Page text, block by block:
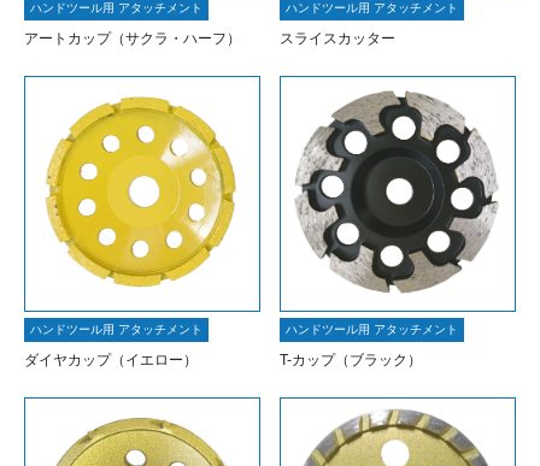
ハンドツール用 アタッチメント
アートカップ（サクラ・ハーフ）
ハンドツール用 アタッチメント
スライスカッター
ハンドツール用 アタッチメント
ダイヤカップ（イエロー）
ハンドツール用 アタッチメント
T-カップ（ブラック）